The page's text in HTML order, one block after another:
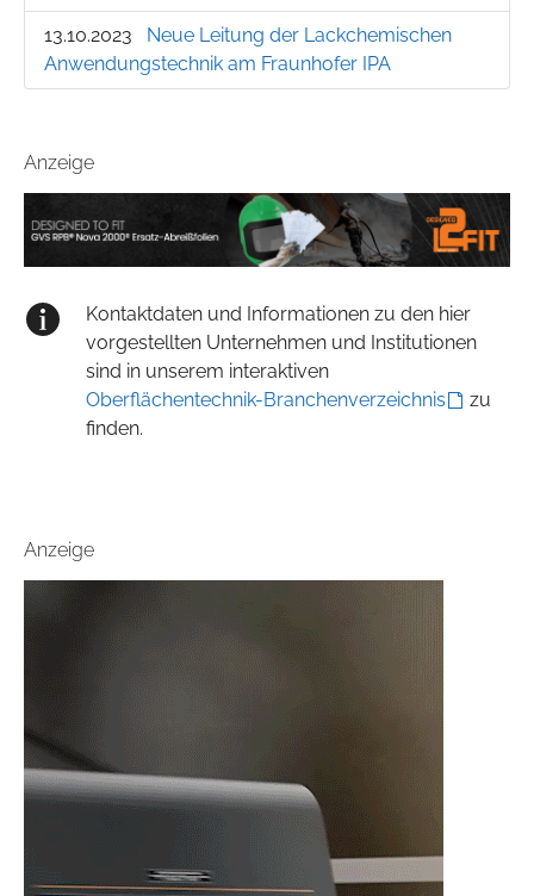
13.10.2023
Neue Leitung der Lackchemischen
Anwendungstechnik am Fraunhofer IPA
Anzeige
Kontaktdaten und Informationen zu den hier
vorgestellten Unternehmen und Institutionen
sind in unserem interaktiven
Oberflächentechnik-Branchenverzeichnis
zu
finden.
Anzeige